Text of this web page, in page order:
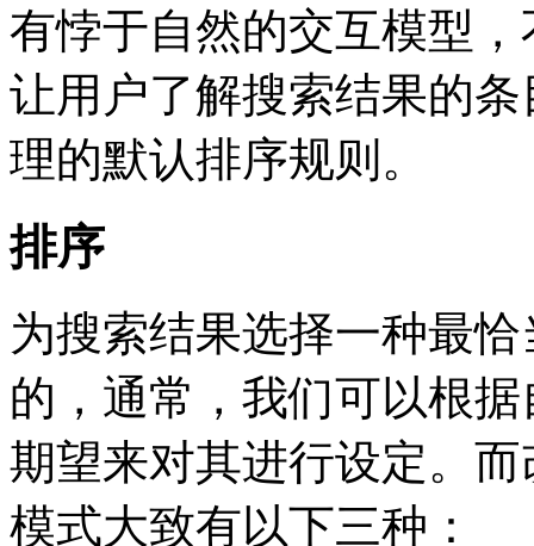
有悖于自然的交互模型
让用户了解搜索结果的
理的默认排序规则。
排序
为搜索结果选择一种最
的，通常，我们可以根
期望来对其进行设定。
模式大致有以下三种：